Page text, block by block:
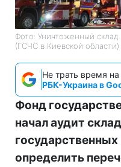
Фото: Уничтоженный склад
(ГСЧС в Киевской области)
Не трать время
РБК-Украина в
Фонд
начал аудит
определить